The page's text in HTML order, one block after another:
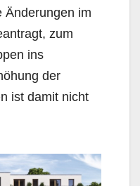
Änderungen im
zum
ins
der
ist damit nicht